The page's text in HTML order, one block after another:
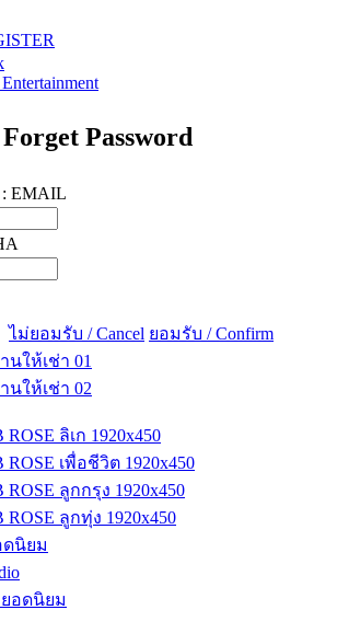
Forget Password
EMAIL
ไม่ยอมรับ / Cancel ยอมรับ / Confirm